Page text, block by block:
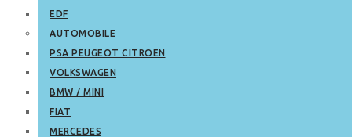
EDF
AUTOMOBILE
PSA PEUGEOT CITROEN
VOLKSWAGEN
BMW / MINI
FIAT
MERCEDES